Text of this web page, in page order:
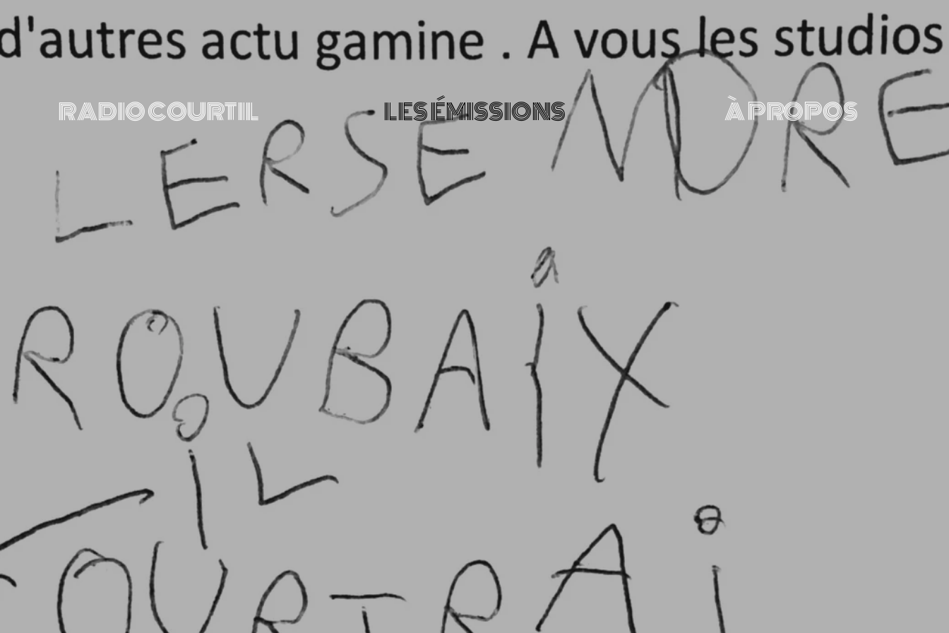
RADIO COURTIL LES ÉMISSIONS À PROPOS